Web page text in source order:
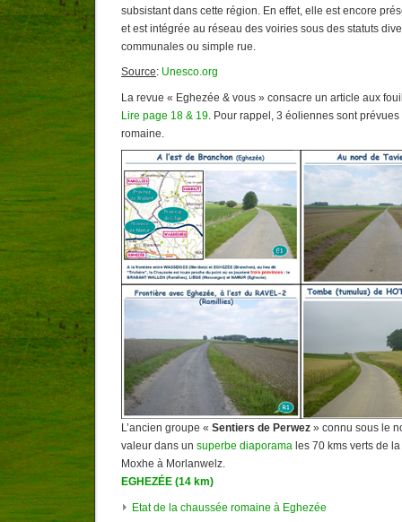
subsistant dans cette région. En effet, elle est encore
et est intégrée au réseau des voiries sous des statuts
communales ou simple rue.
Source: Unesco.org
La revue « Eghezée & vous » consacre un article aux
Lire page 18 & 19 . Pour rappel, 3 éoliennes sont
romaine.
L’ancien groupe « Sentiers de Perwez » connu sous le
valeur dans un superbe diaporama les 70 kms verts de
Moxhe à Morlanwelz.
EGHEZÉE (14 km)
Etat de la chaussée romaine à Eghezée